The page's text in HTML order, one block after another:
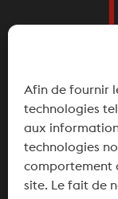
Afin de fournir
technologies
aux
technologies
comportement
site. Le fait de